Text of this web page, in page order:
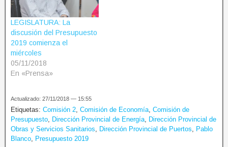
horas Secretaría de
Desarrollo e Inversiones -
14 horas…
LEGISLATURA: La
discusión del Presupuesto
2019 comienza el
miércoles
05/11/2018
En «Prensa»
Actualizado: 27/11/2018 — 15:55
Etiquetas: Comisión 2 Comisión de Economía Comisión de
Presupuesto Dirección Provincial de Energía Dirección Provincial de
Obras y Servicios Sanitarios
Dirección Provincial de Puertos
Pablo
Blanco Presupuesto 2019